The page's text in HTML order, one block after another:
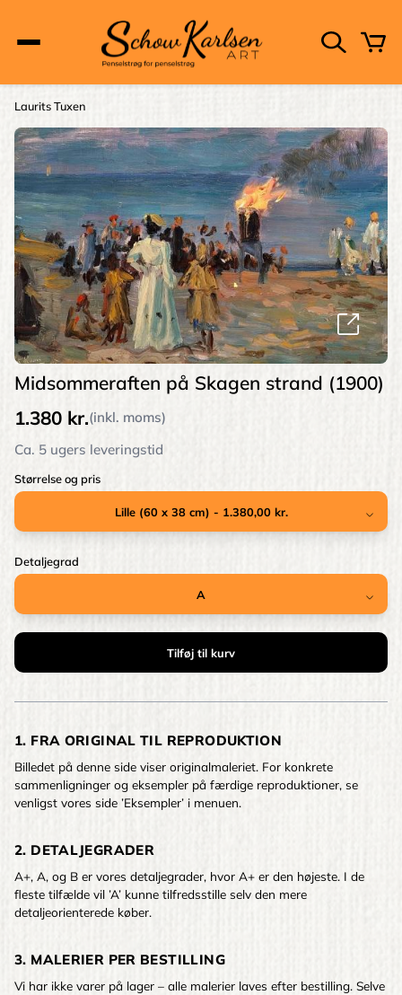
navigation
Brødkrumme
Laurits Tuxen
Midsommeraften på Skagen strand (1900)
1.380 kr.(inkl. moms)
Ca. 5 ugers leveringstid
Størrelse og pris
Detaljegrad
1. FRA ORIGINAL TIL REPRODUKTION
Billedet på denne side viser originalmaleriet. For konkrete
sammenligninger og eksempler på færdige reproduktioner, se
venligst vores side ’Eksempler’ i menuen.
2. DETALJEGRADER
A+, A, og B er vores detaljegrader, hvor A+ er den højeste. I de
fleste tilfælde vil ’A’ kunne tilfredsstille selv den mere
detaljeorienterede køber.
3. MALERIER PER BESTILLING
Vi har ikke varer på lager – alle malerier laves efter bestilling. Selve